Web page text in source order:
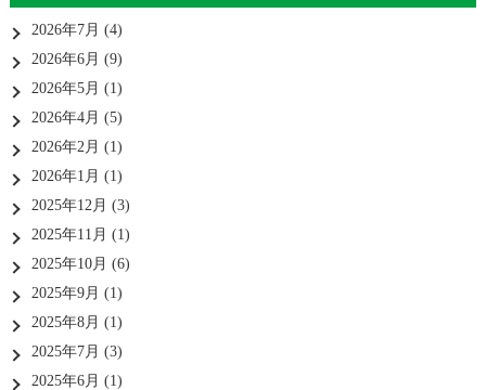
2026年7月 (4)
2026年6月 (9)
2026年5月 (1)
2026年4月 (5)
2026年2月 (1)
2026年1月 (1)
2025年12月 (3)
2025年11月 (1)
2025年10月 (6)
2025年9月 (1)
2025年8月 (1)
2025年7月 (3)
2025年6月 (1)